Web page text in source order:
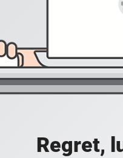
Regret,